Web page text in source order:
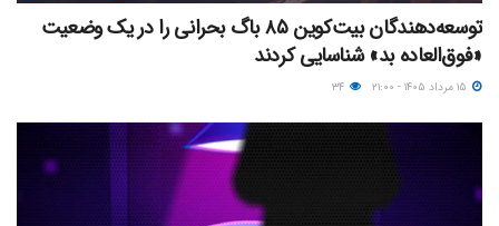
توسعه‌دهندگان بیت‌کوین ۸۵ باگ بحرانی را در یک وضعیت
«فوق‌العاده بد» شناسایی کردند